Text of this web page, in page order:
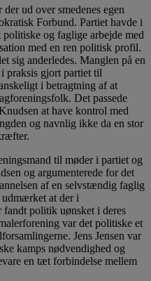
ud over smedenes egen
Forbund. Partiet havde i
og faglige arbejde med
med en ren politisk profil.
sig anderledes. Manglen på en
praksis gjort partiet til
i betragtning af at
Det passede
at have kontrol med
og navnlig ikke da en stor
til møder i partiet og
og argumenterede for det
af en selvstændig faglig
udmærket at der i
fandt politik uønsket i deres
var det politiske et
Jens Jensen var
kamps nødvendighed og
en tæt forbindelse mellem